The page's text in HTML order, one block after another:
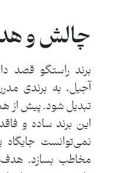
چالش و
برند راستگو قصد
آجیل، به برندی
تبدیل شود. پیش از
این برند ساده و
نمی‌توانست
مخاطب بسازد.